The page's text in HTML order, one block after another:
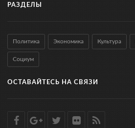
РАЗДЕЛЫ
Политика Экономика Культура
Социум
ОСТАВАЙТЕСЬ НА СВЯЗИ